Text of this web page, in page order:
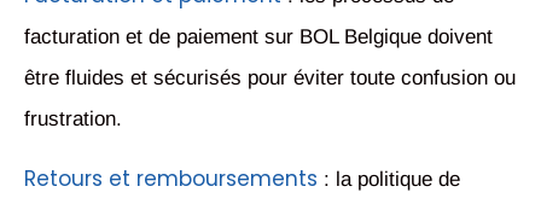
facturation et de paiement sur BOL Belgique doivent
être fluides et sécurisés pour éviter toute confusion ou
frustration.
Retours et remboursements : la politique de